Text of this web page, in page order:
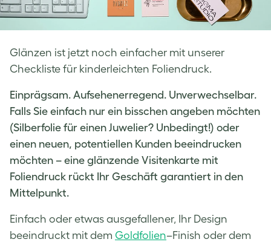
Glänzen ist jetzt noch einfacher mit unserer
Checkliste für kinderleichten Foliendruck.
Einprägsam. Aufsehenerregend. Unverwechselbar.
Falls Sie einfach nur ein bisschen angeben möchten
(Silberfolie für einen Juwelier? Unbedingt!) oder
einen neuen, potentiellen Kunden beeindrucken
möchten – eine glänzende Visitenkarte mit
Foliendruck rückt Ihr Geschäft garantiert in den
Mittelpunkt.
Einfach oder etwas ausgefallener, Ihr Design
beeindruckt mit dem Goldfolien–Finish oder dem